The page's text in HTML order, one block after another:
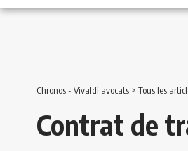
Chronos - Vivaldi avocats > Tous les
Contrat de